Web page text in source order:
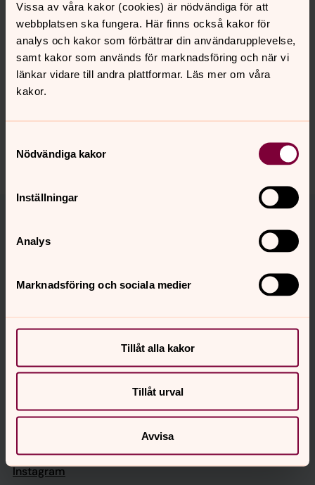
Vissa av våra kakor (cookies) är nödvändiga för att
webbplatsen ska fungera. Här finns också kakor för
analys och kakor som förbättrar din användarupplevelse,
samt kakor som används för marknadsföring och när vi
länkar vidare till andra plattformar. Läs mer om våra
kakor.
Nödvändiga kakor
Inställningar
Analys
Marknadsföring och sociala medier
Tillåt alla kakor
Tillåt urval
Avvisa
gör vi för att kunna hantera din gåva och kommunicera
med dig som givare. Vi hanterar informationen på ett
säkert sätt och lämnar inte ut den till utomstående part.
Läs mer om hur dina uppgifter hanteras.
Tillbaka till toppen
Tillbaka till innehållet
Helgfria vardagar kl. 9.00-12.00
Org.nummer: 252002-6135
Instagram